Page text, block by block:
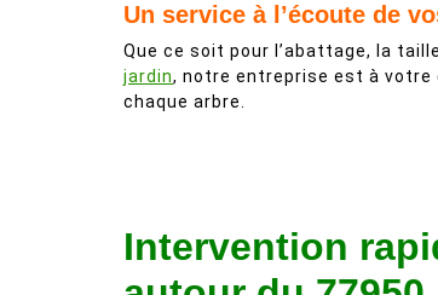
Un service à l’écoute de
Que ce soit pour l’abattage, la taille
jardin, notre entreprise est à
chaque arbre.
Intervention